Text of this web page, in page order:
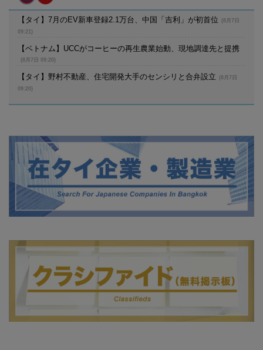
【タイ】7月のEV新車登録2.1万台、中国「吉利」が初首位
(8月7日
09:21)
【ベトナム】UCCがコーヒーの再生農業始動、現地調達先と提携
(8月7日 09:20)
【タイ】野村不動産、住宅開発大手のセンシリと合弁設立
(8月7日
09:20)